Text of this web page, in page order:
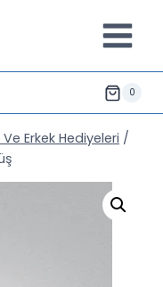
0
Ve Erkek Hediyeleri /